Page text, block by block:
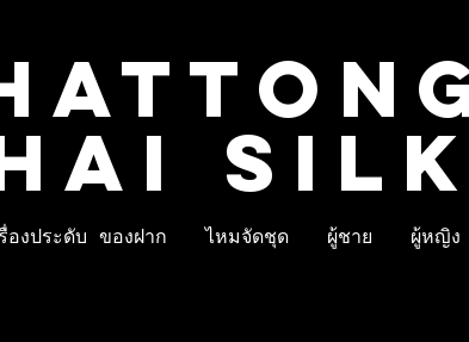
SILK
องประดับ ของฝาก ไหมจัดชุด ผู้ชาย ผู้หญิง